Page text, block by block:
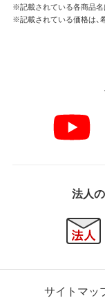
※記載されている各商品名
※記載されている価格は、
法人
サイトマッ